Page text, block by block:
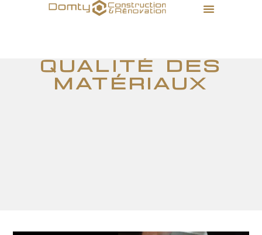
Qualité des
matériaux